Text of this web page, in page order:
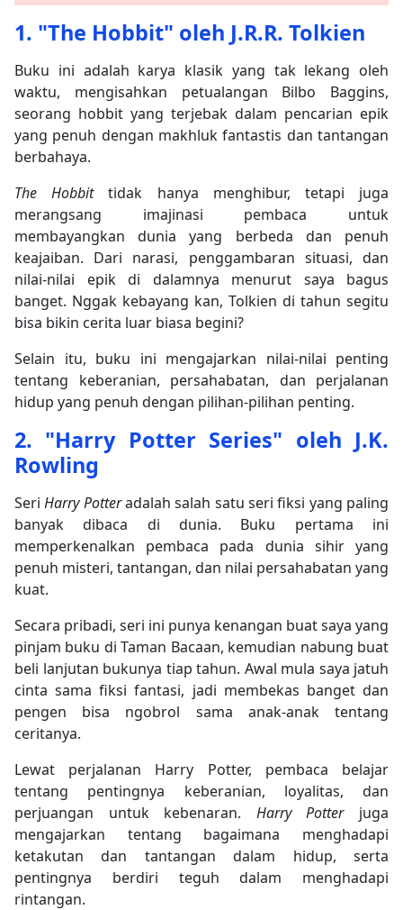
1. "The Hobbit" oleh J.R.R. Tolkien
Buku ini adalah karya klasik yang tak lekang oleh
waktu, mengisahkan petualangan Bilbo Baggins,
seorang hobbit yang terjebak dalam pencarian epik
yang penuh dengan makhluk fantastis dan tantangan
berbahaya.
The Hobbittidak hanya menghibur, tetapi juga
merangsang imajinasi pembaca untuk
membayangkan dunia yang berbeda dan penuh
keajaiban. Dari narasi, penggambaran situasi, dan
nilai-nilai epik di dalamnya menurut saya bagus
banget. Nggak kebayang kan, Tolkien di tahun segitu
bisa bikin cerita luar biasa begini?
Selain itu, buku ini mengajarkan nilai-nilai penting
tentang keberanian, persahabatan, dan perjalanan
hidup yang penuh dengan pilihan-pilihan penting.
2. "Harry Potter Series" oleh J.K.
Rowling
SeriHarry Potteradalah salah satu seri fiksi yang paling
banyak dibaca di dunia. Buku pertama ini
memperkenalkan pembaca pada dunia sihir yang
penuh misteri, tantangan, dan nilai persahabatan yang
kuat.
Secara pribadi, seri ini punya kenangan buat saya yang
pinjam buku di Taman Bacaan, kemudian nabung buat
beli lanjutan bukunya tiap tahun. Awal mula saya jatuh
cinta sama fiksi fantasi, jadi membekas banget dan
pengen bisa ngobrol sama anak-anak tentang
ceritanya.
Lewat perjalanan Harry Potter, pembaca belajar
tentang pentingnya keberanian, loyalitas, dan
perjuangan untuk kebenaran. Harry Potterjuga
mengajarkan tentang bagaimana menghadapi
ketakutan dan tantangan dalam hidup, serta
pentingnya berdiri teguh dalam menghadapi
rintangan.